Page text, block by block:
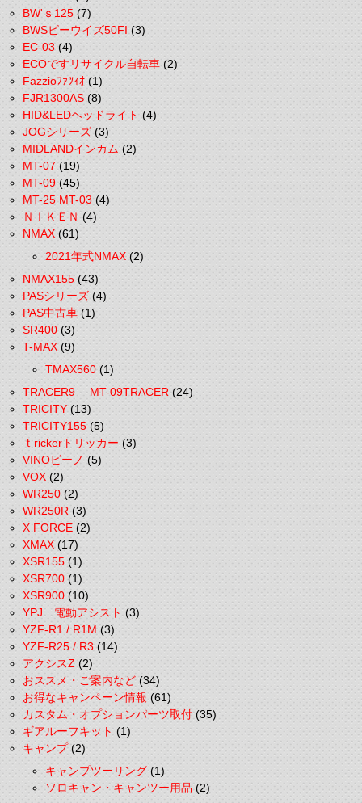
BW'ｓ125(7)
BWSビーウイズ50FI(3)
EC-03(4)
ECOですリサイクル自転車(2)
Fazzioﾌｧﾂｨｵ(1)
FJR1300AS(8)
HID&LEDヘッドライト(4)
JOGシリーズ(3)
MIDLANDインカム(2)
MT-07(19)
MT-09(45)
MT-25 MT-03(4)
ＮＩＫＥＮ(4)
NMAX(61)
2021年式NMAX(2)
NMAX155(43)
PASシリーズ(4)
PAS中古車(1)
SR400(3)
T-MAX(9)
TMAX560(1)
TRACER9 MT-09TRACER(24)
TRICITY(13)
TRICITY155(5)
ｔrickerトリッカー(3)
VINOビーノ(5)
VOX(2)
WR250(2)
WR250R(3)
X FORCE(2)
XMAX(17)
XSR155(1)
XSR700(1)
XSR900(10)
YPJ 電動アシスト(3)
YZF-R1 / R1M(3)
YZF-R25 / R3(14)
アクシスZ(2)
おススメ・ご案内など(34)
お得なキャンペーン情報(61)
カスタム・オプションパーツ取付(35)
ギアルーフキット(1)
キャンプ(2)
キャンプツーリング(1)
ソロキャン・キャンツー用品(2)